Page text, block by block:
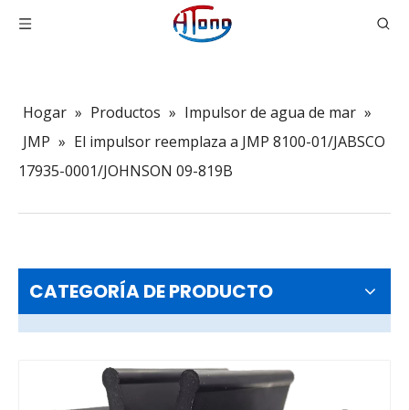
Hogar » Productos » Impulsor de agua de mar »
JMP » El impulsor reemplaza a JMP 8100-01/JABSCO
17935-0001/JOHNSON 09-819B
CATEGORÍA DE PRODUCTO